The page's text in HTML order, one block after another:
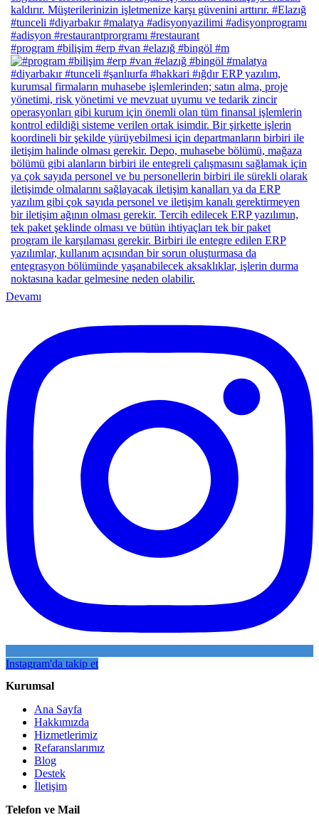
#program #bilişim #erp #van #elazığ #bingöl #m
Devamı
Instagram'da takip et
Kurumsal
Ana Sayfa
Hakkımızda
Hizmetlerimiz
Refaranslarımız
Blog
Destek
İletişim
Telefon ve Mail